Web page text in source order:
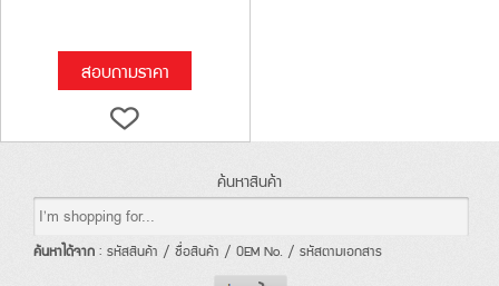
สอบถามราคา
ค้นหาสินค้า
ค้นหาได้จาก: รหัสสินค้า / ชื่อสินค้า / OEM No. / รหัสตามเอกสาร